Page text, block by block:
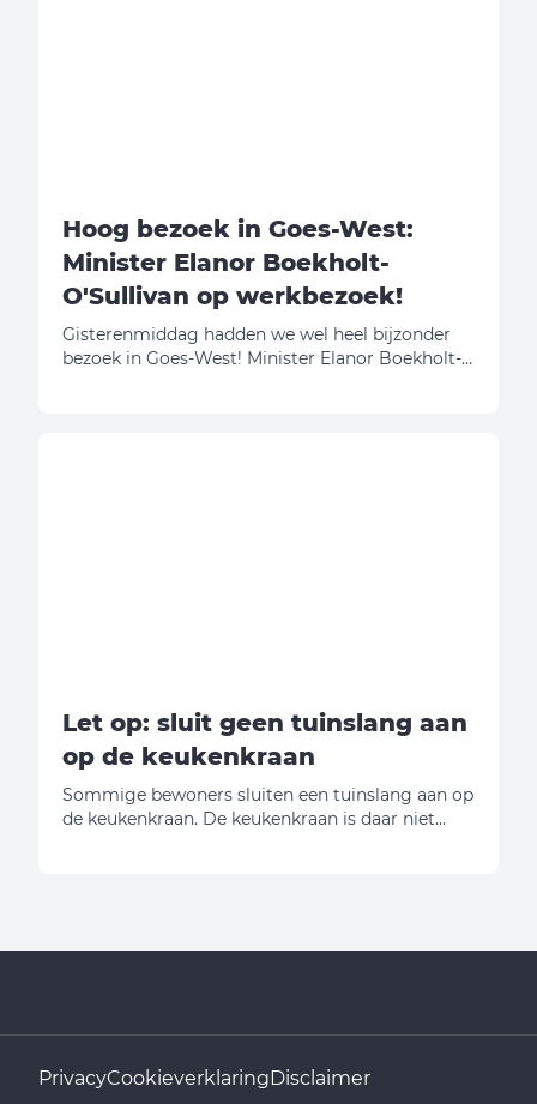
Hoog bezoek in Goes-West:
Minister Elanor Boekholt-
O'Sullivan op werkbezoek!
Gisterenmiddag hadden we wel heel bijzonder
bezoek in Goes-West! Minister Elanor Boekholt-
Let op: sluit geen tuinslang aan
op de keukenkraan
Sommige bewoners sluiten een tuinslang aan op
de keukenkraan. De keukenkraan is daar niet
PrivacyCookieverklaringDisclaimer